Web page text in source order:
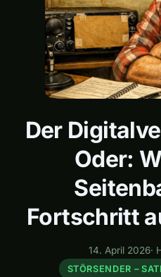
Der
Oder:
Fortschritt
14. April 2026·
STÖRSENDER –